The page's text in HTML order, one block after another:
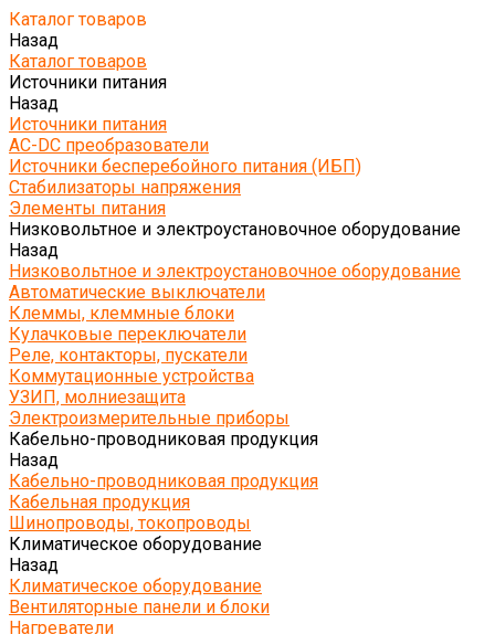
Каталог товаров
Назад
Каталог товаров
Источники питания
Назад
Источники питания
AC-DC преобразователи
Источники бесперебойного питания (ИБП)
Стабилизаторы напряжения
Элементы питания
Низковольтное и электроустановочное оборудование
Назад
Низковольтное и электроустановочное оборудование
Автоматические выключатели
Клеммы, клеммные блоки
Кулачковые переключатели
Реле, контакторы, пускатели
Коммутационные устройства
УЗИП, молниезащита
Электроизмерительные приборы
Кабельно-проводниковая продукция
Назад
Кабельно-проводниковая продукция
Кабельная продукция
Шинопроводы, токопроводы
Климатическое оборудование
Назад
Климатическое оборудование
Вентиляторные панели и блоки
Нагреватели